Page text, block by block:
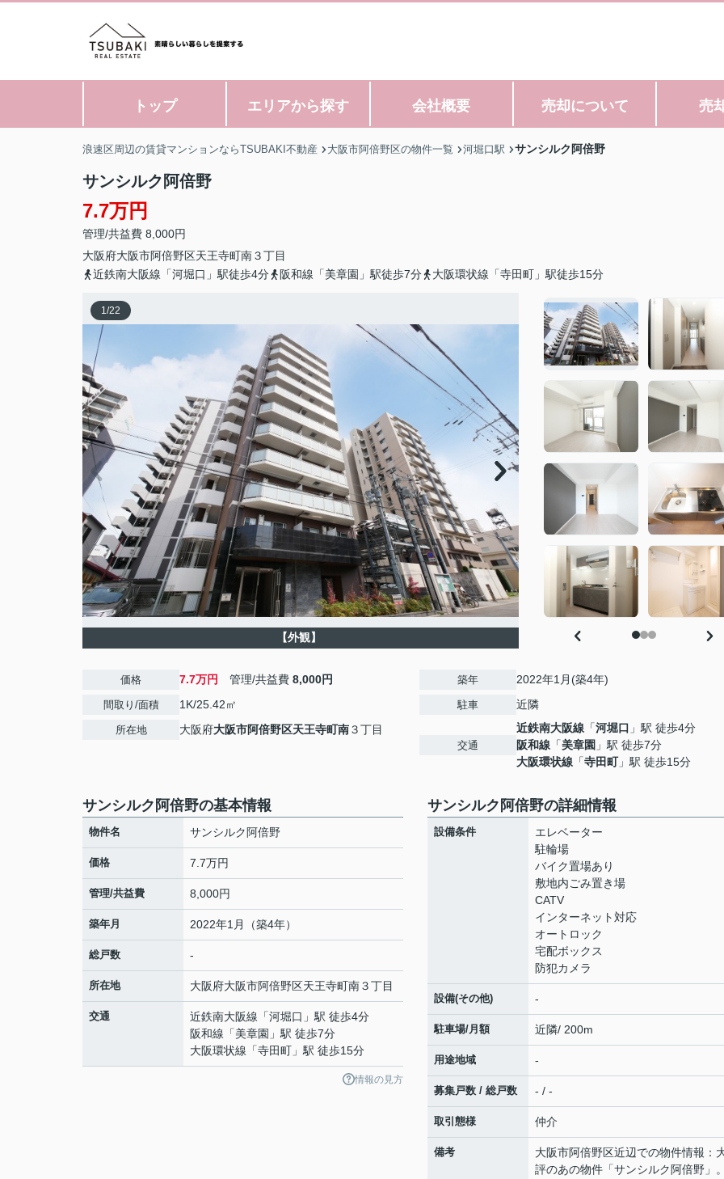
トップ エリアから探す 会社概要 売却について 売
浪速区周辺の賃貸マンションならTSUBAKI不動産 大阪市阿倍野区の物件一覧 河堀口駅 サンシルク阿倍野
サンシルク阿倍野
7.7万円
管理/共益費 8,000円
大阪府大阪市阿倍野区天王寺町南３丁目
近鉄南大阪線「河堀口」駅徒歩4分
阪和線「美章園」駅徒歩7分 大阪環状線「寺田町」駅徒歩15分
1/22
【外観】
価格 7.7万円 管理/共益費 8,000円
間取り/面積 1K/25.42㎡
所在地 大阪府大阪市阿倍野区天王寺町南３丁目
築年 2022年1月(築4年)
駐車 近隣
交通
近鉄南大阪線 「河堀口 」駅 徒歩4分
阪和線 「美章園 」駅 徒歩7分
大阪環状線 「寺田町」駅 徒歩15分
サンシルク阿倍野の基本情報
物件名 サンシルク阿倍野
価格 7.7万円
管理/共益費 8,000円
築年月 2022年1月（築4年）
総戸数 -
所在地 大阪府大阪市阿倍野区天王寺町南３丁目
交通 近鉄南大阪線 「河堀口 」駅 徒歩4分
阪和線 「美章園 」駅 徒歩7分
大阪環状線 「寺田町 」駅 徒歩15分
情報の見方
サンシルク阿倍野の詳細情報
設備条件
エレベーター
駐輪場
バイク置場あり
敷地内ごみ置き場
CATV
インターネット対応
オートロック
宅配ボックス
防犯カメラ
設備(その他) -
駐車場/月額 近隣/ 200m
用途地域 -
募集戸数 / 総戸数 - / -
取引態様 仲介
備考
大阪市阿倍野区近辺での物件情報：
評のあの物件「サンシルク阿倍野」